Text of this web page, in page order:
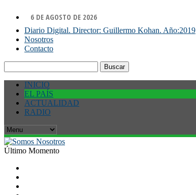
6 DE AGOSTO DE 2026
Diario Digital. Director: Guillermo Kohan. Año:2019
Nosotros
Contacto
INICIO
EL PAÍS
ACTUALIDAD
RADIO
Último Momento